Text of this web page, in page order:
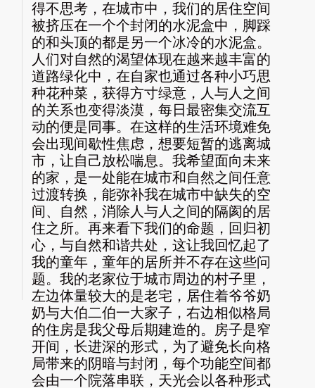
得不思考，在城市中，我们的居住空间
被挤压在一个个封闭的水泥盒中，脚踩
的和头顶的都是另一个冰冷的水泥盒。
人们对自然的渴望体现在越来越丰富的
道路绿化中，在自家也通过各种小巧思
种花种菜，获得方寸绿意，人与人之间
的关系也变得淡漠，每日最密集交流互
动的便是同事。在这样的生活环境难免
会出现间歇性焦虑，想要短暂的逃离城
市，让自己放松喘息。我希望面向未来
的家，是一处能在城市和自然之间任意
过渡转换，能弥补我在城市中缺失的空
间、自然，消除人与人之间的隔阂的居
住之所。再来看下我们的命题，回归初
心，与自然和谐共处，这让我回忆起了
我的童年，童年的居所并不存在这些问
题。我的老家位于城市周边的村子里，
左边体量较大的是老宅，居住着爷爷奶
奶与大伯二伯一大家子，右边相似格局
的住房是我父母后期建造的。房子是窄
开间，长进深的形式，为了避免长向格
局带来的阴暗与封闭，每个功能空间都
会由一个院落串联，天光会以各种形式